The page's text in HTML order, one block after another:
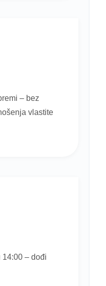
– bez
vlastite
14:00 – dođi